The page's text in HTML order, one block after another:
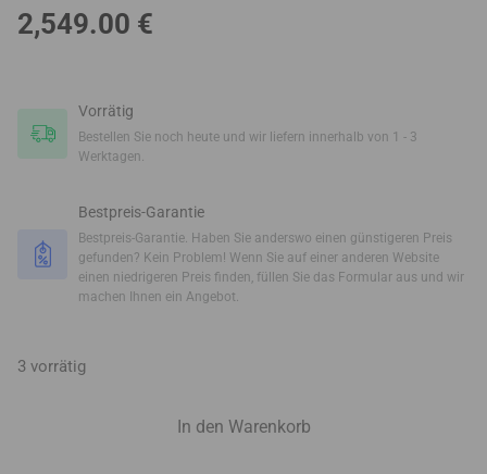
2,549.00 €
Vorrätig
Bestellen Sie noch heute und wir liefern innerhalb von 1 - 3
Werktagen.
Bestpreis-Garantie
Bestpreis-Garantie. Haben Sie anderswo einen günstigeren Preis
gefunden? Kein Problem! Wenn Sie auf einer anderen Website
einen niedrigeren Preis finden, füllen Sie das Formular aus und wir
machen Ihnen ein Angebot.
3 vorrätig
In den Warenkorb